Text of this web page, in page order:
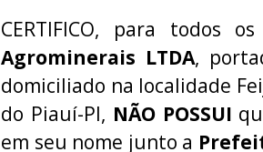
CERTIFICO, para todos
Agrominerais LTDA,
domiciliado na localidade
do Piauí-PI, NÃO POSSUI
em seu nome junto a